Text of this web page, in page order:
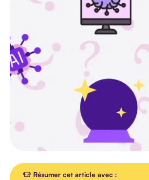
ARTICLES
AGENDA
INTERVIEW
Résumer cet article avec :